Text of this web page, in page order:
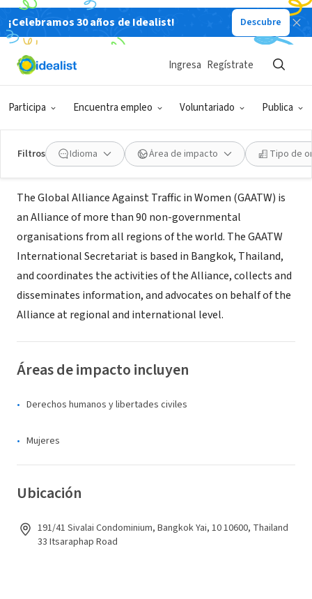
¡Celebramos 30 años de Idealist! Descubre
Participa Encuentra empleo Voluntariado Publica
Ingresa Regístrate
Filtros Idioma Área de impacto Tipo de
ORGANIZACIÓN SIN FIN DE LUCRO
Global Alliance Against Traffic in
Women (GAATW)
Bangkok Yai, 10, Tailandia|www.gaatw.org
Acerca de
The Global Alliance Against Traffic in Women (GAATW) is
an Alliance of more than 90 non-governmental
organisations from all regions of the world. The GAATW
International Secretariat is based in Bangkok, Thailand,
and coordinates the activities of the Alliance, collects and
disseminates information, and advocates on behalf of the
Alliance at regional and international level.
Áreas de impacto incluyen
Derechos humanos y libertades civiles
Mujeres
Ubicación
191/41 Sivalai Condominium, Bangkok Yai, 10 10600, Thailand
33 Itsaraphap Road